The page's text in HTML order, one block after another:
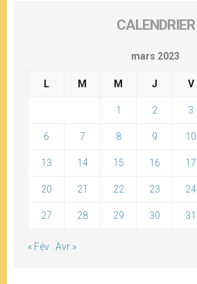
CALENDRIER
mars 2023
L M M J V
1 2 3
6 7 8 9 10
13 14 15 16 17
20 21 22 23 24
27 28 29 30 31
« Fév Avr »